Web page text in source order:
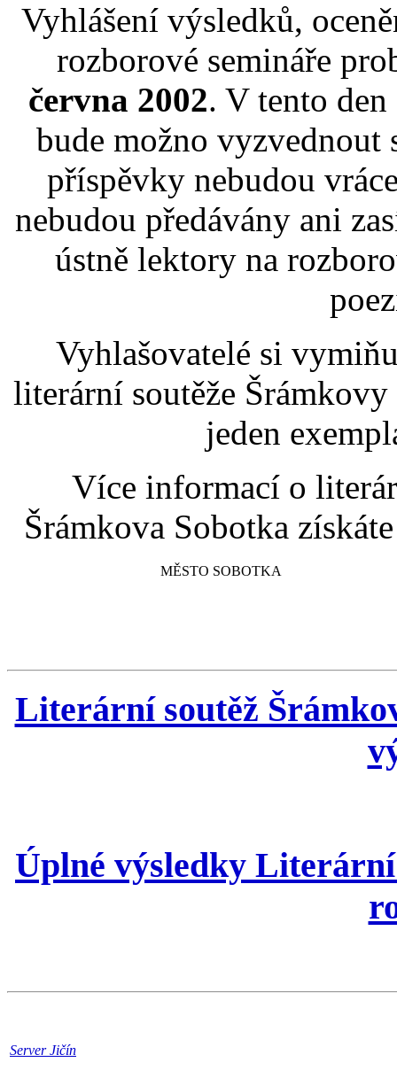
Vyhlášení výsledků,
rozborové semináře
června 2002. V tento
bude možno vyzvednout
příspěvky nebudou
nebudou předávány ani
ústně lektory na
Vyhlašovatelé si
literární soutěže
jeden
Více informací o
Šrámkova Sobotka
MĚSTO SOBOTKA
Literární soutěž
Úplné výsledky
Server Jičín